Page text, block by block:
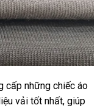
cấp những chiếc áo
vải tốt nhất, giúp